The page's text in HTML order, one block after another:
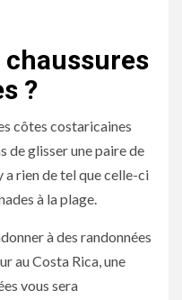
chaussures
?
côtes costaricaines
de glisser une paire de
a rien de tel que celle-ci
à la plage.
à des randonnées
au Costa Rica, une
vous sera